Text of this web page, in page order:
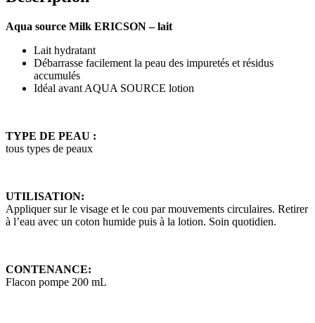
Aqua source Milk ERICSON – lait
Lait hydratant
Débarrasse facilement la peau des impuretés et résidus
accumulés
Idéal avant AQUA SOURCE lotion
TYPE DE PEAU :
tous types de peaux
UTILISATION:
Appliquer sur le visage et le cou par mouvements circulaires. Retirer
à l’eau avec un coton humide puis à la lotion. Soin quotidien.
CONTENANCE:
Flacon pompe 200 mL